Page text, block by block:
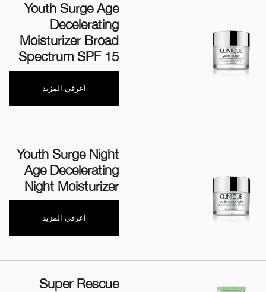
Youth Surge Age
Decelerating
Moisturizer Broad
Spectrum SPF 15
اعرفي المزيد
Youth Surge Night
Age Decelerating
Night Moisturizer
اعرفي المزيد
Super Rescue